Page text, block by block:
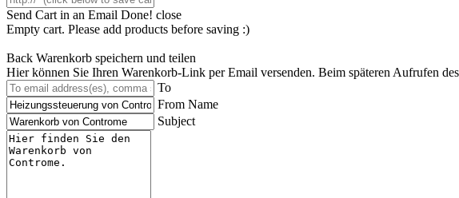
Send Cart in an Email Done! close
Empty cart. Please add products before saving :)
Back Warenkorb speichern und teilen
Hier können Sie Ihren Warenkorb-Link per Email versenden. Beim späteren Aufrufen
To
From Name
Subject